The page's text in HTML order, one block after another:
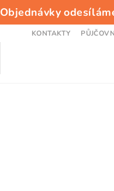
Objednávky
KONTAKTY